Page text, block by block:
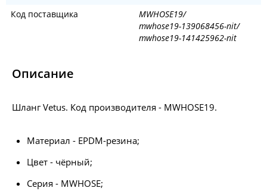
Код поставщика
MWHOSE19/
mwhose19-139068456-nit/
mwhose19-141425962-nit
Описание
Шланг Vetus. Код производителя - MWHOSE19.
Материал - EPDM-резина;
Цвет - чёрный;
Серия - MWHOSE;